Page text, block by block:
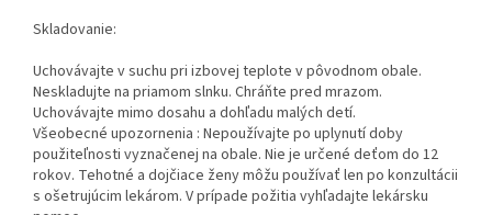
Skladovanie:
Uchovávajte v suchu pri izbovej teplote v pôvodnom obale.
Neskladujte na priamom slnku. Chráňte pred mrazom.
Uchovávajte mimo dosahu a dohľadu malých detí.
Všeobecné upozornenia : Nepoužívajte po uplynutí doby
použiteľnosti vyznačenej na obale. Nie je určené deťom do 12
rokov. Tehotné a dojčiace ženy môžu používať len po konzultácii
s ošetrujúcim lekárom. V prípade požitia vyhľadajte lekársku